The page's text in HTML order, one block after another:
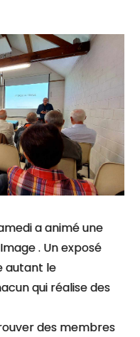
a animé une
. Un exposé
autant le
qui réalise des
des membres